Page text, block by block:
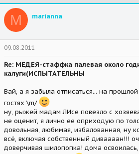
M marianna
09.08.2011
Re: МЕДЕЯ-стаффка палевая около
калуги(ИСПЫТАТЕЛЬНЫ
Вай, а я забыла отписаться... на
гостях \m/
ну, рыжей мадам ЛИсе повезло с
не оценит, я лично ее оприходую по
довольная, любимая, избалованная, ну
всё, включая собственный диваааан!!!
доверчивая шилопопка! дома